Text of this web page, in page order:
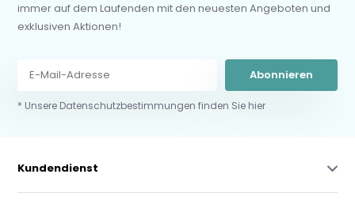
immer auf dem Laufenden mit den neuesten Angeboten und
exklusiven Aktionen!
Abonnieren
* Unsere Datenschutzbestimmungen finden Sie hier
Kundendienst